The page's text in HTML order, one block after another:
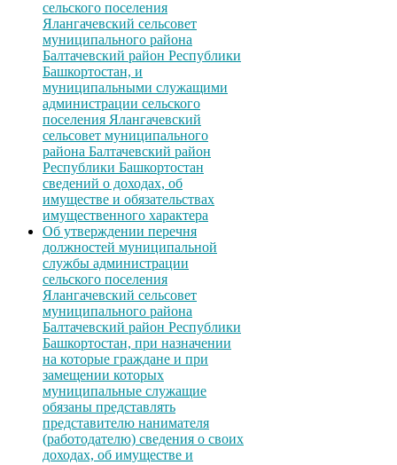
сельского поселения
Ялангачевский сельсовет
муниципального района
Балтачевский район Республики
Башкортостан, и
муниципальными служащими
администрации сельского
поселения Ялангачевский
сельсовет муниципального
района Балтачевский район
Республики Башкортостан
сведений о доходах, об
имуществе и обязательствах
имущественного характера
Об утверждении перечня
должностей муниципальной
службы администрации
сельского поселения
Ялангачевский сельсовет
муниципального района
Балтачевский район Республики
Башкортостан, при назначении
на которые граждане и при
замещении которых
муниципальные служащие
обязаны представлять
представителю нанимателя
(работодателю) сведения о своих
доходах, об имуществе и